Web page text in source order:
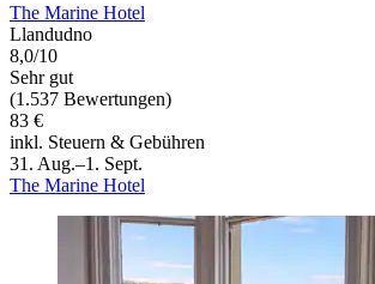
The Marine Hotel
Llandudno
8,0/10
Sehr gut
(1.537 Bewertungen)
83 €
inkl. Steuern & Gebühren
31. Aug.–1. Sept.
The Marine Hotel